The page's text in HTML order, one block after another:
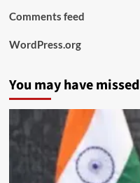
Comments feed
WordPress.org
You may have missed